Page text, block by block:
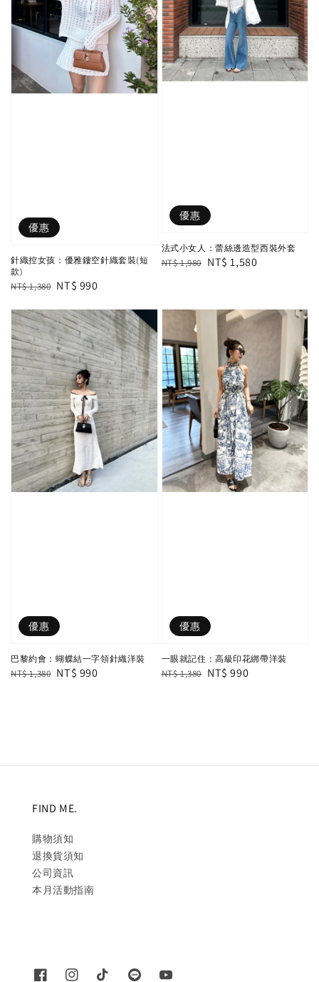
優惠
針織控女孩：優雅鏤空針織套裝(短
款)
Regular
NT$ 1,380 Sale
NT$ 990
優惠
法式小女人：蕾絲邊造型西裝外套
Regular
NT$ 1,980 Sale
NT$ 1,580
優惠
巴黎約會：蝴蝶結一字領針織洋裝
Regular
NT$ 1,380 Sale
NT$ 990
優惠
一眼就記住：高級印花綁帶洋裝
Regular
NT$ 1,380 Sale
NT$ 990
FIND ME.
購物須知
退換貨須知
公司資訊
本月活動指南